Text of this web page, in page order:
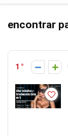
encontrar
1